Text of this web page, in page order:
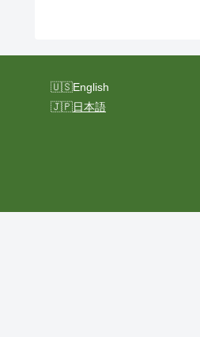
English
日本語